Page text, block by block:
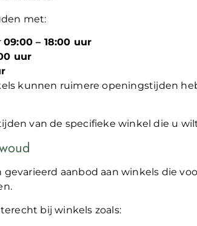
met:
09:00 – 18:00 uur
uur
kunnen ruimere openingstijden
van de specifieke winkel die u
aanbod aan winkels die
bij winkels zoals: